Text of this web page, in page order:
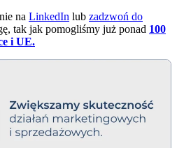
na LinkedIn lub zadzwoń do
tak jak pomogliśmy już ponad 100
i UE.